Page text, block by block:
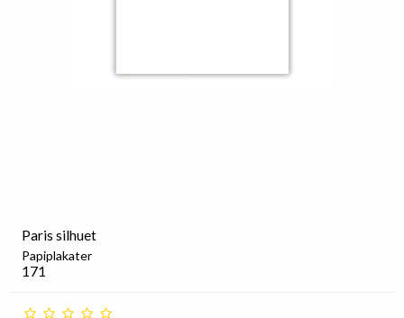
Paris silhuet
Papiplakater
171